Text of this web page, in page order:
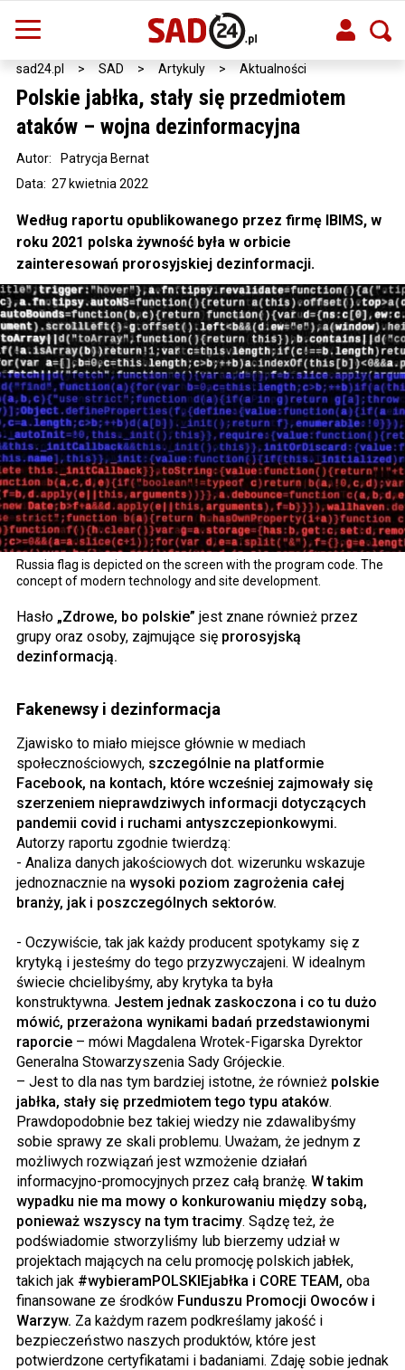
sad24.pl > SAD > Artykuly > Aktualności
Russia flag is depicted on the screen with the program code. The
concept of modern technology and site development.
Polskie jabłka, stały się przedmiotem
ataków – wojna dezinformacyjna
Data: 27 kwietnia 2022
Autor: Patrycja Bernat
Według raportu opublikowanego przez firmę IBIMS, w
roku 2021 polska żywność była w orbicie
zainteresowań prorosyjskiej dezinformacji.
Hasło „Zdrowe, bo polskie” jest znane również przez
grupy oraz osoby, zajmujące się prorosyjską
dezinformacją.
Fakenewsy i dezinformacja
Zjawisko to miało miejsce głównie w mediach
społecznościowych, szczególnie na platformie
Facebook, na kontach, które wcześniej zajmowały się
szerzeniem nieprawdziwych informacji dotyczących
pandemii covid i ruchami antyszczepionkowymi.
Autorzy raportu zgodnie twierdzą:
- Analiza danych jakościowych dot. wizerunku wskazuje
jednoznacznie na wysoki poziom zagrożenia całej
branży, jak i poszczególnych sektorów.
- Oczywiście, tak jak każdy producent spotykamy się z
krytyką i jesteśmy do tego przyzwyczajeni. W idealnym
świecie chcielibyśmy, aby krytyka ta była
konstruktywna. Jestem jednak zaskoczona i co tu dużo
mówić, przerażona wynikami badań przedstawionymi
raporcie – mówi Magdalena Wrotek-Figarska Dyrektor
Generalna Stowarzyszenia Sady Grójeckie.
– Jest to dla nas tym bardziej istotne, że również polskie
jabłka, stały się przedmiotem tego typu ataków.
Prawdopodobnie bez takiej wiedzy nie zdawalibyśmy
sobie sprawy ze skali problemu. Uważam, że jednym z
możliwych rozwiązań jest wzmożenie działań
informacyjno-promocyjnych przez całą branżę. W takim
wypadku nie ma mowy o konkurowaniu między sobą,
ponieważ wszyscy na tym tracimy. Sądzę też, że
podświadomie stworzyliśmy lub bierzemy udział w
projektach mających na celu promocję polskich jabłek,
takich jak #wybieramPOLSKIEjabłka i CORE TEAM, oba
finansowane ze środków Funduszu Promocji Owoców i
Warzyw. Za każdym razem podkreślamy jakość i
bezpieczeństwo naszych produktów, które jest
potwierdzone certyfikatami i badaniami. Zdaję sobie jednak